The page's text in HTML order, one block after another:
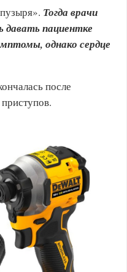
Тогда врачи
давать пациентке
однако сердце
после